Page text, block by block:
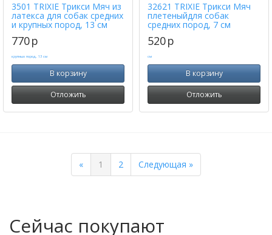
3501 TRIXIE Трикси Мяч из
латекса для собак средних
и крупных пород, 13 см
770p
В корзину
Отложить
32621 TRIXIE Трикси Мяч
плетеныйдля собак
средних пород, 7 см
520p
В корзину
Отложить
«Previous
1 2 Следующая »Next
Сейчас покупают